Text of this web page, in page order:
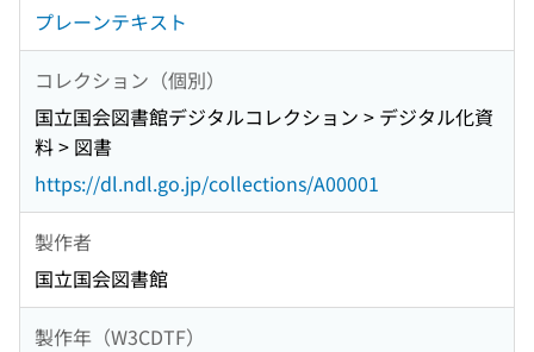
プレーンテキスト
コレクション（個別）
国立国会図書館デジタルコレクション > デジタル化資
料 > 図書
https://dl.ndl.go.jp/collections/A00001
製作者
国立国会図書館
製作年（W3CDTF）